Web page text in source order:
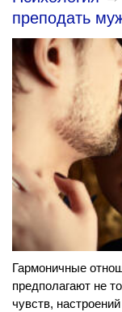
преподать
Гармоничные
предполагают не
чувств,